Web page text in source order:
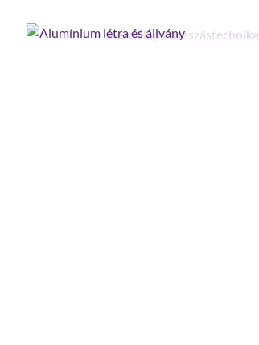
Kezdőlap/Mászástechnika